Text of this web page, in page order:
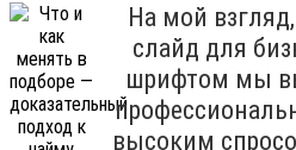
На мой
слайд для
шрифтом мы
высоким